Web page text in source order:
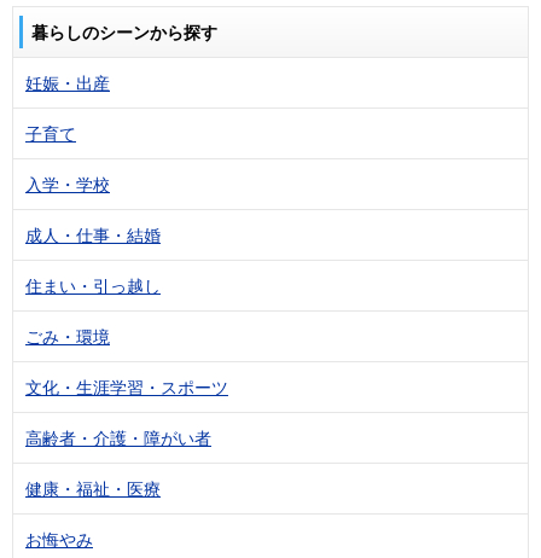
暮らしのシーンから探す
妊娠・出産
子育て
入学・学校
成人・仕事・結婚
住まい・引っ越し
ごみ・環境
文化・生涯学習・スポーツ
高齢者・介護・障がい者
健康・福祉・医療
お悔やみ